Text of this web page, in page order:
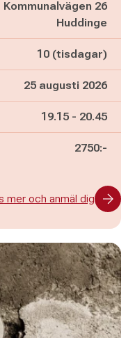
Kommunalvägen 26
Huddinge
10 (tisdagar)
25 augusti 2026
Pågår mellan
19.15 - och
20.45
2750:-
mer och anmäl dig